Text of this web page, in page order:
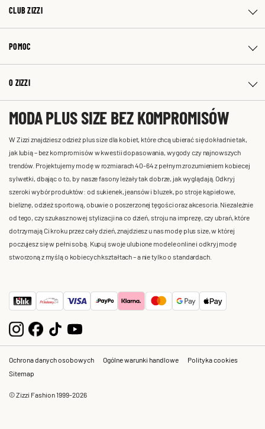
CLUB ZIZZI
POMOC
O ZIZZI
MODA PLUS SIZE BEZ KOMPROMISÓW
W Zizzi znajdziesz odzież plus size dla kobiet, które chcą ubierać się dokładnie tak,
jak lubią – bez kompromisów w kwestii dopasowania, wygody czy najnowszych
trendów. Projektujemy modę w rozmiarach 40-64 z pełnym zrozumieniem kobiecej
sylwetki, dbając o to, by nasze fasony leżały tak dobrze, jak wyglądają. Odkryj
szeroki wybór produktów: od sukienek, jeansów i bluzek, po stroje kąpielowe,
bieliznę, odzież sportową, obuwie o poszerzonej tęgości oraz akcesoria. Niezależnie
od tego, czy szukasz nowej stylizacji na co dzień, stroju na imprezę, czy ubrań, które
dotrzymają Ci kroku przez cały dzień, znajdziesz u nas modę plus size, w której
poczujesz się w pełni sobą. Kupuj swoje ulubione modele online i odkryj modę
stworzoną z myślą o kobiecych kształtach – a nie tylko o standardach.
Ochrona danych osobowych Ogólne warunki handlowe
Polityka cookies
Sitemap
© Zizzi Fashion 1999-2026